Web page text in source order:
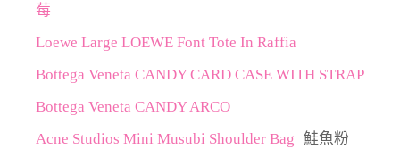
莓
Loewe Large LOEWE Font Tote In Raffia
Bottega Veneta CANDY CARD CASE WITH STRAP
Bottega Veneta CANDY ARCO
Acne Studios Mini Musubi Shoulder Bag 鮭魚粉